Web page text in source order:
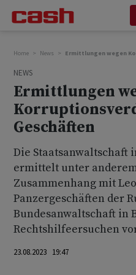
Home News Ermittlungen wegen
NEWS
Ermittlungen
Geschäften
Die Staatsanwaltschaft
ermittelt unter
Zusammenhang mit
Panzergeschäften der
Bundesanwaltschaft in
Rechtshilfeersuchen
23.08.2023 19:47